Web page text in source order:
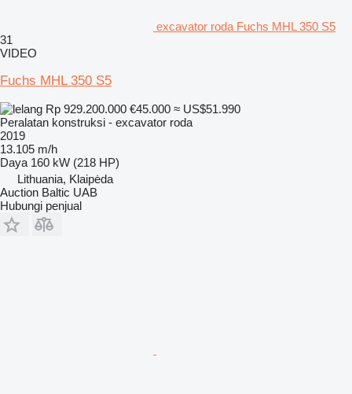
excavator roda Fuchs MHL 350 S5
31
VIDEO
Fuchs MHL 350 S5
Rp 929.200.000 €45.000 ≈ US$51.990
Peralatan konstruksi - excavator roda
2019
13.105 m/h
Daya 160 kW (218 HP)
Lithuania, Klaipėda
Auction Baltic UAB
Hubungi penjual